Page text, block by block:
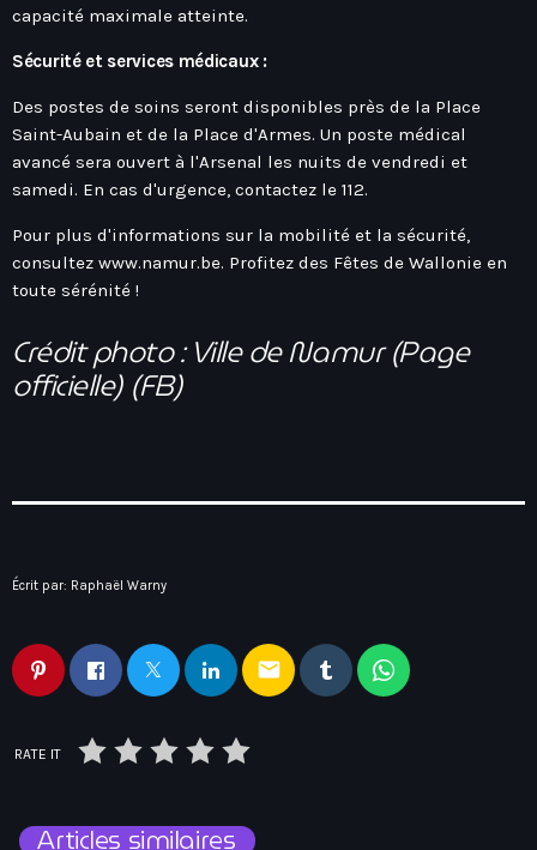
capacité maximale atteinte.
Sécurité et services médicaux :
Des postes de soins seront disponibles près de la Place
Saint-Aubain et de la Place d'Armes. Un poste médical
avancé sera ouvert à l'Arsenal les nuits de vendredi et
samedi. En cas d'urgence, contactez le 112.
Pour plus d'informations sur la mobilité et la sécurité,
consultez www.namur.be. Profitez des Fêtes de Wallonie en
toute sérénité !
Crédit photo : Ville de Namur (Page
officielle) (FB)
Écrit par: Raphaël Warny
email
RATE IT
Articles similaires